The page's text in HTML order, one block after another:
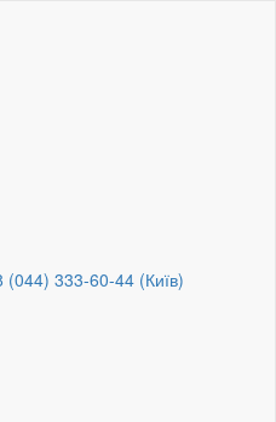
(044) 333-60-44 (Київ)